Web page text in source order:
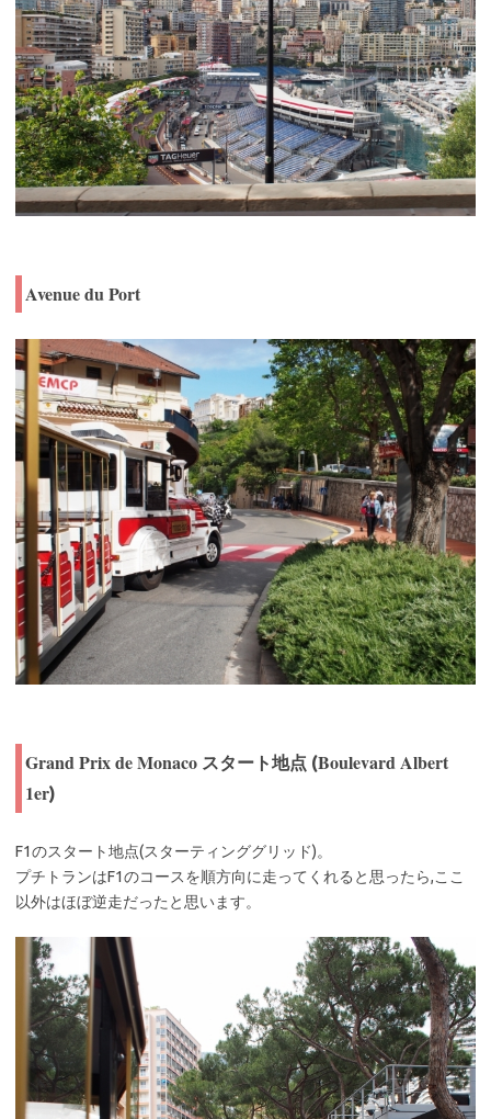
Avenue du Port
Grand Prix de Monaco スタート地点 (Boulevard Albert
1er)
F1のスタート地点(スターティンググリッド)。
プチトランはF1のコースを順方向に走ってくれると思ったら,ここ
以外はほぼ逆走だったと思います。